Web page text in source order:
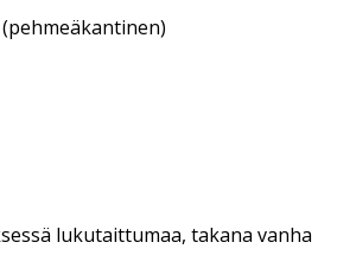
lukutaittumaa, takana vanha